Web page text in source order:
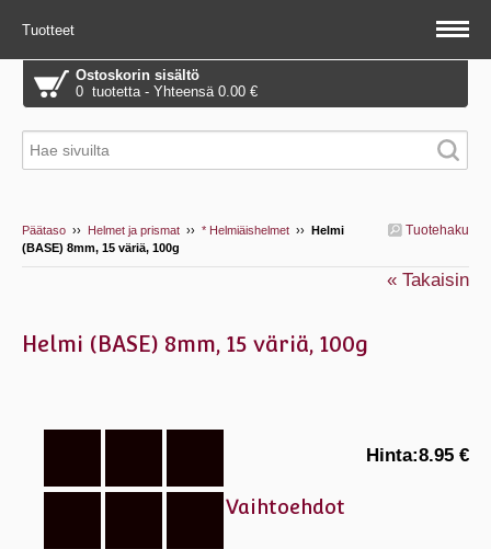
Tuotteet
Ostoskorin sisältö
0 tuotetta - Yhteensä 0.00 €
Tuotehaku
Päätaso ›› Helmet ja prismat ›› * Helmiäishelmet ›› Helmi
(BASE) 8mm, 15 väriä, 100g
« Takaisin
Helmi (BASE) 8mm, 15 väriä, 100g
Hinta:8.95 €
Vaihtoehdot